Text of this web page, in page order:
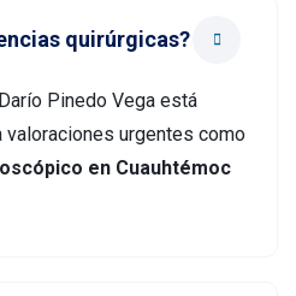
quirúrgicas?
Pinedo Vega está
valoraciones urgentes como
en Cuauhtémoc